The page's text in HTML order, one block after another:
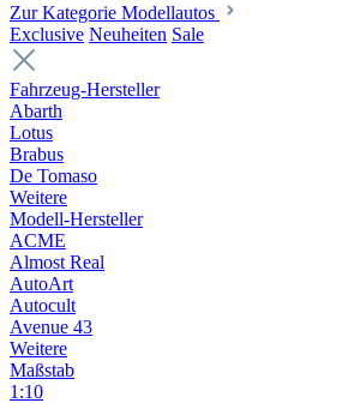
Zur Kategorie Modellautos
Exclusive Neuheiten Sale
Fahrzeug-Hersteller
Abarth
Lotus
Brabus
De Tomaso
Weitere
Modell-Hersteller
ACME
Almost Real
AutoArt
Autocult
Avenue 43
Weitere
Maßstab
1:10